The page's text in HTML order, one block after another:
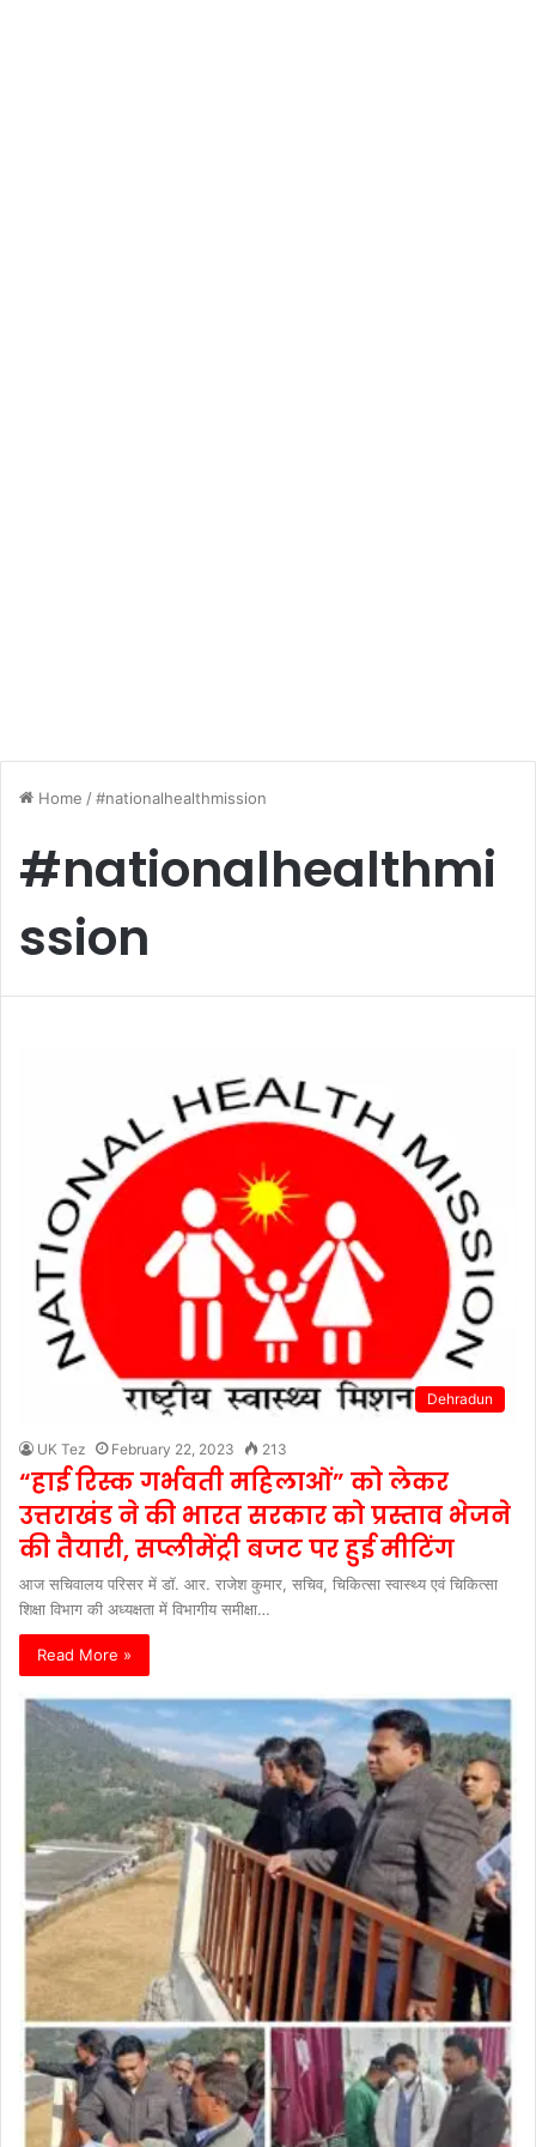
Home /#nationalhealthmission
#nationalhealthmi
ssion
Dehradun
UK Tez February 22, 2023 213
“हाई रिस्क गर्भवती महिलाओं” को लेकर
उत्तराखंड ने की भारत सरकार को प्रस्ताव भेजने
की तैयारी, सप्लीमेंट्री बजट पर हुई मीटिंग
आज सचिवालय परिसर में डॉ. आर. राजेश कुमार, सचिव, चिकित्सा स्वास्थ्य एवं चिकित्सा
शिक्षा विभाग की अध्यक्षता में विभागीय समीक्षा…
Read More »